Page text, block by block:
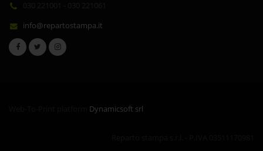
info@repartostampa.it
Dynamicsoft srl